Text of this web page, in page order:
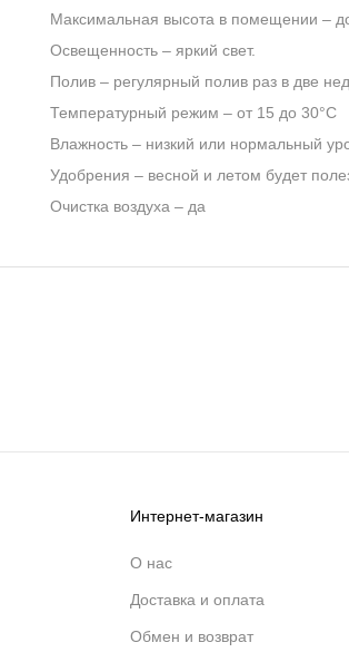
Максимальная высота в помещении –
Освещенность – яркий свет.
Полив – регулярный полив раз в две
Температурный режим – от 15 до 30°C
Влажность – низкий или нормальный
Удобрения – весной и летом будет
Очистка воздуха – да
Интернет-магазин
О нас
Доставка и оплата
Обмен и возврат